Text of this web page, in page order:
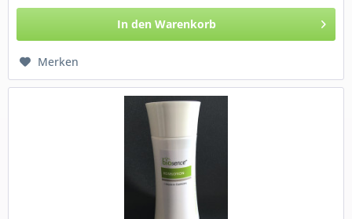
In den Warenkorb
Merken